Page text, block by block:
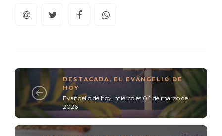
DESTACADA , EL EVANGELIO DE
HOY
Evangelio de hoy, miércoles 04 de marzo de
2026